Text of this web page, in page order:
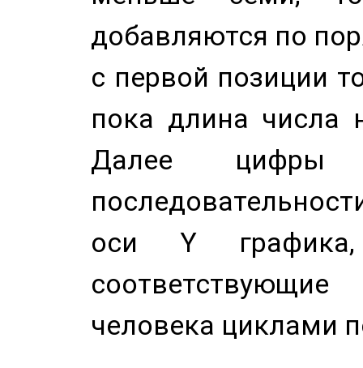
добавляются по
с первой позиции
пока длина числа
Далее цифры
оси Y
человека циклами